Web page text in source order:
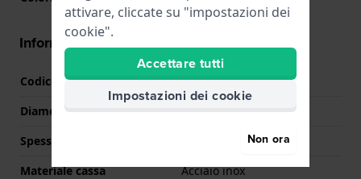
Informazioni della cassa
Codice cassa
F20077
Diametro
32 mm
Spessore della cassa
Materiale cassa
Acciaio inox
attivare, cliccate su "impostazioni dei
cookie".
Accettare tutti
Impostazioni dei cookie
Non ora